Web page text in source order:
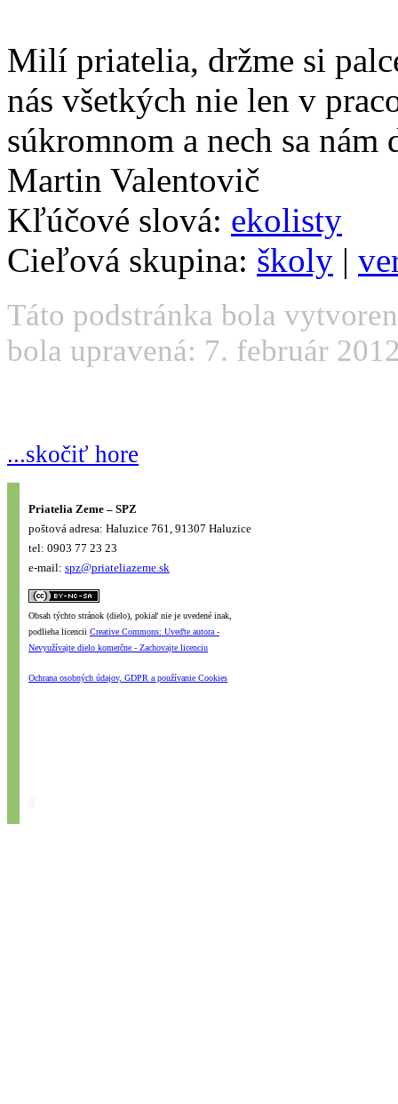
Milí priatelia, držme si
nás všetkých nie len v
súkromnom a nech sa
Martin Valentovič
Kľúčové slová: ekolisty
Cieľová skupina: školy |
Táto podstránka bola
bola upravená: 7. február
...skočiť hore
Priatelia Zeme – SPZ
poštová adresa: Haluzice 761, 91307 Haluzice
tel: 0903 77 23 23
e-mail: spz@priateliazeme.sk
Obsah týchto stránok (dielo), pokiaľ nie je uvedené inak,
podlieha licencii Creative Commons: Uveďte autora -
Nevyužívajte dielo komerčne - Zachovajte licenciu
Ochrana osobných údajov, GDPR a používanie Cookies